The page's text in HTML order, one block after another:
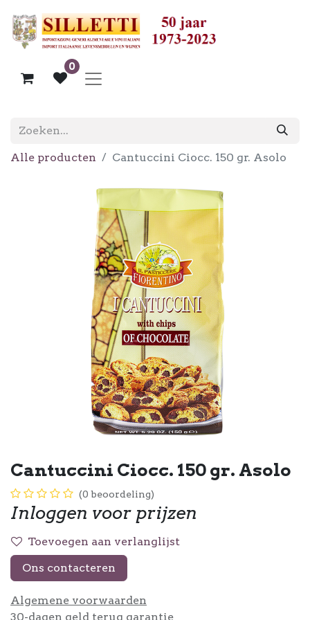
0
Alle producten Cantuccini Ciocc. 150 gr. Asolo
Cantuccini Ciocc. 150 gr. Asolo
(0 beoordeling)
Inloggen voor prijzen
Toevoegen aan verlanglijst
Ons contacteren
Algemene voorwaarden
30-dagen geld terug garantie